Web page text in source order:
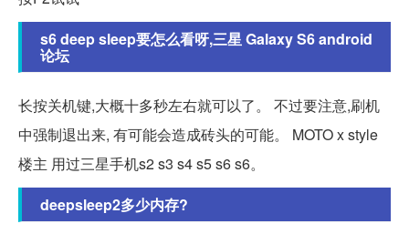
s6 deep sleep要怎么看呀,三星 Galaxy S6 android
论坛
长按关机键,大概十多秒左右就可以了。 不过要注意,刷机
中强制退出来, 有可能会造成砖头的可能。 MOTO x style
楼主 用过三星手机s2 s3 s4 s5 s6 s6。
deepsleep2多少内存?